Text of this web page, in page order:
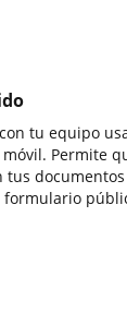
tu equipo
Permite